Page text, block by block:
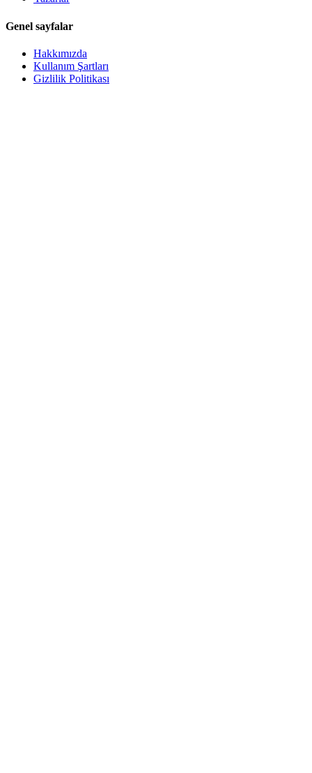
Genel sayfalar
Hakkımızda
Kullanım Şartları
Gizlilik Politikası